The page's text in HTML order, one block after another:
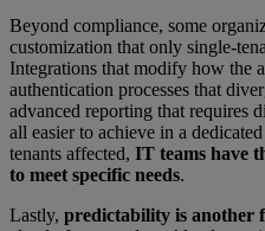
Beyond compliance, some
customization that only single-
Integrations that modify how the
authentication processes that
advanced reporting that requires
all easier to achieve in a
tenants affected, IT teams have
to meet specific needs.
Lastly, predictability is another